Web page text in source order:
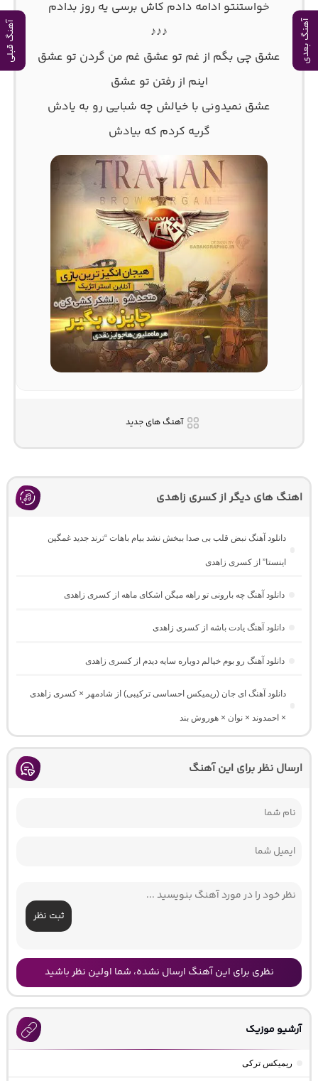
آهنگ بعدی آهنگ قبلی
خواستنتو ادامه دادم کاش برسی یه روز بدادم
♪♪♪
عشق چی بگم از غم تو عشق غم من گردن تو عشق
اینم از رفتن تو عشق
عشق نمیدونی با خیالش چه شبایی رو به یادش
گریه کردم که بیادش
آهنگ های جدید
اهنگ های دیگر از کسری زاهدی
دانلود آهنگ نبض قلب بی صدا ببخش نشد بیام باهات “ترند جدید غمگین
اینستا” از کسری زاهدی
دانلود آهنگ چه بارونی تو راهه میگن اشکای ماهه از کسری زاهدی
دانلود آهنگ یادت باشه از کسری زاهدی
دانلود آهنگ رو بوم خیالم دوباره سایه دیدم از کسری زاهدی
دانلود آهنگ ای جان (ریمیکس احساسی ترکیبی) از شادمهر × کسری زاهدی
× احمدوند × نوان × هوروش بند
ارسال نظر برای این آهنگ
ثبت نظر
نظری برای این آهنگ ارسال نشده، شما اولین نظر باشید
آرشیو موزیک
ریمیکس ترکی